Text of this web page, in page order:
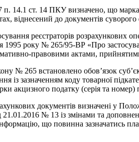
14.1 ст. 14 ПКУ визначено, що
віднесений до документів суворого
реєстраторів розрахункових
1995 року № 265/95-ВР «Про
правовими актами,
№ 265 встановлено обов’язок
із зазначенням коду товарної
акцизного податку (серія та номер)
документів визначені у
21.01.2016 № 13 із змінами та
що повинна зазначатись